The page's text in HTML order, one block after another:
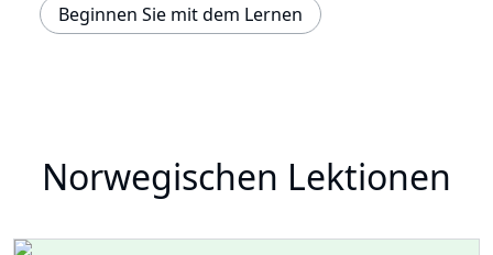
Beginnen Sie mit dem Lernen
Norwegischen Lektionen